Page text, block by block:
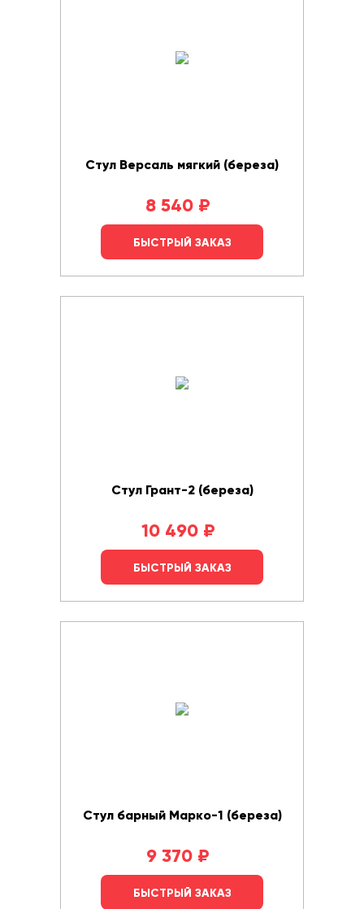
Стул Версаль мягкий (береза)
8 540 ₽
БЫСТРЫЙ ЗАКАЗ
Стул Грант-2 (береза)
10 490 ₽
БЫСТРЫЙ ЗАКАЗ
Стул барный Марко-1 (береза)
9 370 ₽
БЫСТРЫЙ ЗАКАЗ